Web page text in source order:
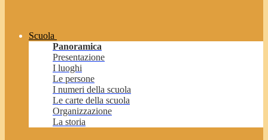
Scuola
Panoramica
Presentazione
I luoghi
Le persone
I numeri della scuola
Le carte della scuola
Organizzazione
La storia